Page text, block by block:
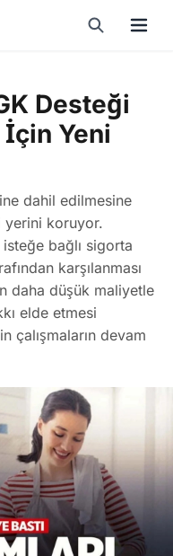
Desteği
Yeni
dahil edilmesine
yerini koruyor.
isteğe bağlı sigorta
karşılanması
daha düşük maliyetle
elde etmesi
çalışmaların devam